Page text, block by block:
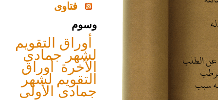
فتاوى
وسوم
أوراق التقويم
لشهر جمادى
الآخرة أوراق
التقويم لشهر
جمادى الأولى